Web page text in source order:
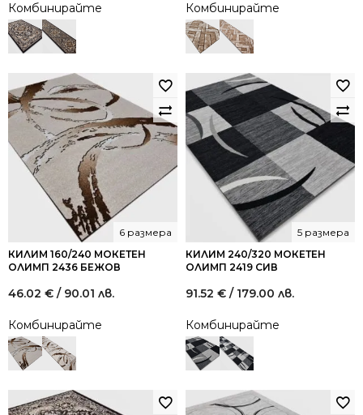
Комбинирайте Комбинирайте
КИЛИМ 160/240 МОКЕТЕН
ОЛИМП 2436 БЕЖОВ
6 размера
46.02 € / 90.01 лв.
Комбинирайте
КИЛИМ 240/320 МОКЕТЕН
ОЛИМП 2419 СИВ
5 размера
91.52 € / 179.00 лв.
Комбинирайте